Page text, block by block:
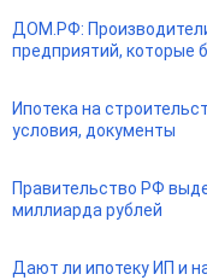
ДОМ.РФ:
предприятий, которые
Ипотека на
условия, документы
Правительство РФ
миллиарда рублей
Дают ли ипотеку ИП и